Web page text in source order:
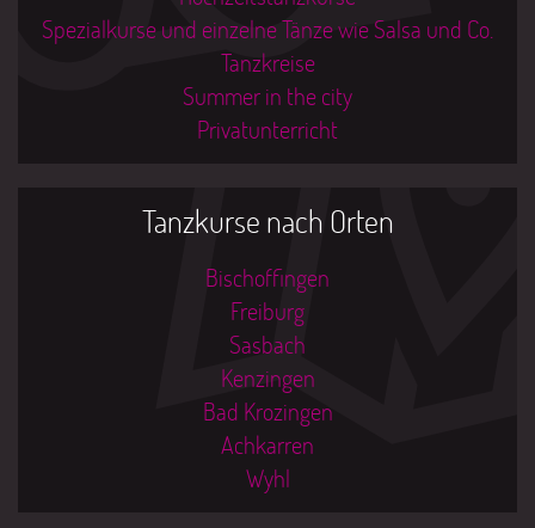
Spezialkurse und einzelne Tänze wie Salsa und Co.
Tanzkreise
Summer in the city
Privatunterricht
Tanzkurse nach Orten
Bischoffingen
Freiburg
Sasbach
Kenzingen
Bad Krozingen
Achkarren
Wyhl